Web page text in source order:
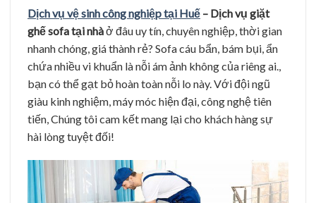
Dịch vụ vệ sinh công nghiệp tại Huế – Dịch vụ giặt
ghế sofa tại nhàở đâu uy tín, chuyên nghiệp, thời gian
nhanh chóng, giá thành rẻ? Sofa cáu bẩn, bám bụi, ẩn
chứa nhiều vi khuẩn là nỗi ám ảnh không của riêng ai.,
bạn có thể gạt bỏ hoàn toàn nỗi lo này. Với đội ngũ
giàu kinh nghiệm, máy móc hiện đại, công nghệ tiên
tiến, Chúng tôi cam kết mang lại cho khách hàng sự
hài lòng tuyệt đối!